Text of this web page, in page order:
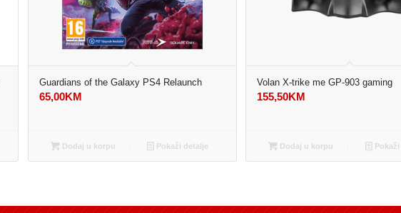
Guardians of the Galaxy PS4 Relaunch
65,00KM
Dodaj u korpu Pokaži detalje
Volan X-trike me GP-903 gaming
155,50KM
Dodaj u korpu